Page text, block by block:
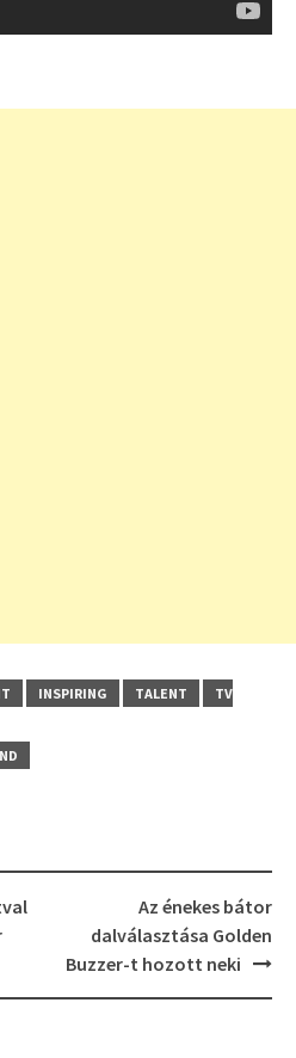
INSPIRING TALENT
TV
Az énekes bátor
dalválasztása Golden
Buzzer-t hozott neki